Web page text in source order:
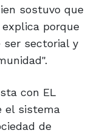
sostuvo que
porque
ser sectorial y
con EL
el sistema
de